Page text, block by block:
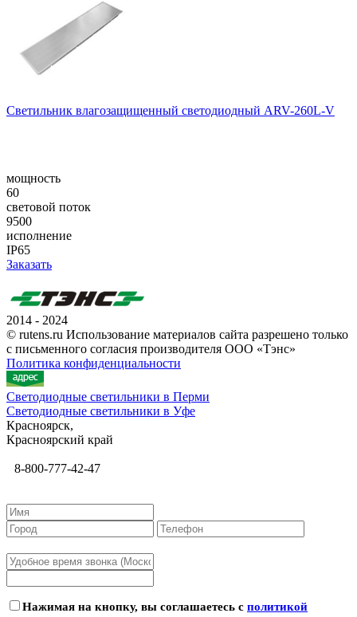
Cветильник влагозащищенный светодиодный ARV-260L-V
мощность
60
световой поток
9500
исполнение
IP65
Заказать
2014 - 2024
© rutens.ru Использование материалов сайта разрешено только
с письменного согласия производителя ООО «Тэнс»
Политика конфиденциальности
Светодиодные светильники в Перми
Светодиодные светильники в Уфе
Красноярск,
Красноярский край
8-800-777-42-47
Нажимая на кнопку, вы соглашаетесь с политикой